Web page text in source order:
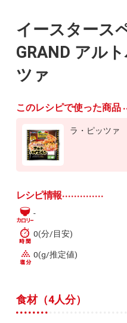
イースタース
GRAND アル
ツァ
このレシピで使った商品
ラ・ピッツァ
レシピ情報
-
0(分/目安)
0(g/推定値)
食材（4人分）